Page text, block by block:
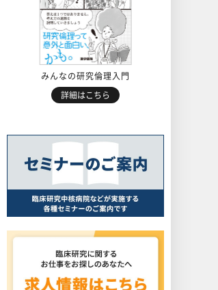
みんなの研究倫理入門
詳細はこちら